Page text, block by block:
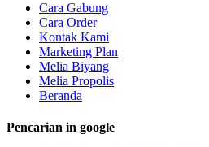
Cara Gabung
Cara Order
Kontak Kami
Marketing Plan
Melia Biyang
Melia Propolis
Beranda
Pencarian in google